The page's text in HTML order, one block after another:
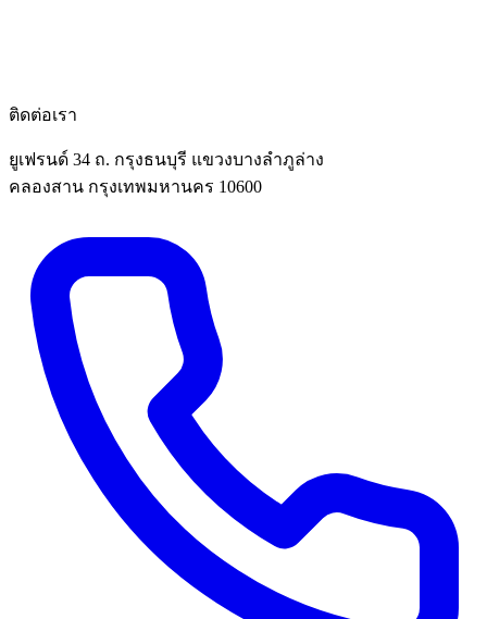
ติดต่อเรา
ยูเฟรนด์ 34 ถ. กรุงธนบุรี แขวงบางลำภูล่าง
คลองสาน กรุงเทพมหานคร 10600